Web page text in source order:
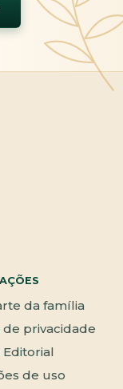
da família
de privacidade
de uso